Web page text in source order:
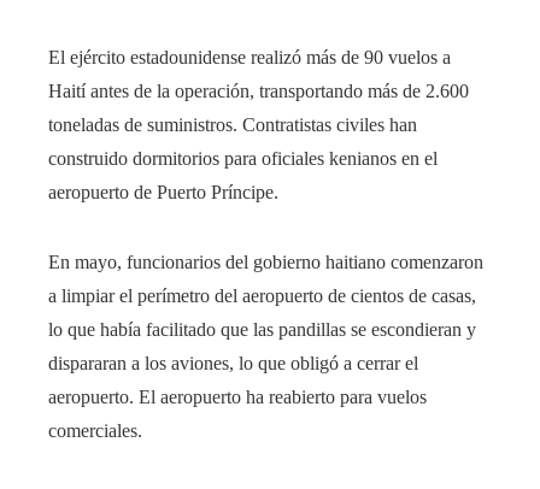
El ejército estadounidense realizó más de 90 vuelos a
Haití antes de la operación, transportando más de 2.600
toneladas de suministros. Contratistas civiles han
construido dormitorios para oficiales kenianos en el
aeropuerto de Puerto Príncipe.
En mayo, funcionarios del gobierno haitiano comenzaron
a limpiar el perímetro del aeropuerto de cientos de casas,
lo que había facilitado que las pandillas se escondieran y
dispararan a los aviones, lo que obligó a cerrar el
aeropuerto. El aeropuerto ha reabierto para vuelos
comerciales.